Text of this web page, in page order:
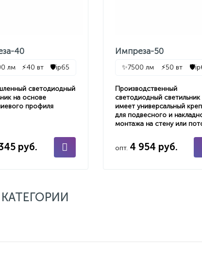
40
лм ⚡40 вт 🛡️ip65
светодиодный
на основе
профиля
руб.
Импреза-50
✨7500 лм ⚡50 вт 🛡️
Производственный
светодиодный светильник
имеет универсальный
для подвесного и
монтажа на стену или
опт. 4 954 руб.